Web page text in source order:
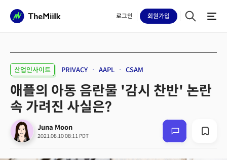
로그인 회원가입
산업인사이트 PRIVACY AAPL CSAM
애플의 아동 음란물 '감시 찬반' 논란
속 가려진 사실은?
Juna Moon
2021.08.10 08:11 PDT